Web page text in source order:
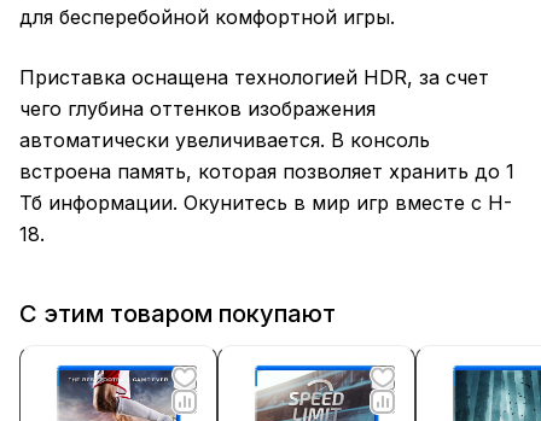
для бесперебойной комфортной игры.
Приставка оснащена технологией HDR, за счет
чего глубина оттенков изображения
автоматически увеличивается. В консоль
встроена память, которая позволяет хранить до 1
Тб информации. Окунитесь в мир игр вместе с H-
18.
С этим товаром покупают